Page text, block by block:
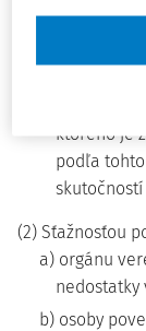
e) smeruje
dozoru
f) obsahuje
ktorého je
podľa
(2) Sťažnosťou
a) orgánu
nedostatky
b) osoby